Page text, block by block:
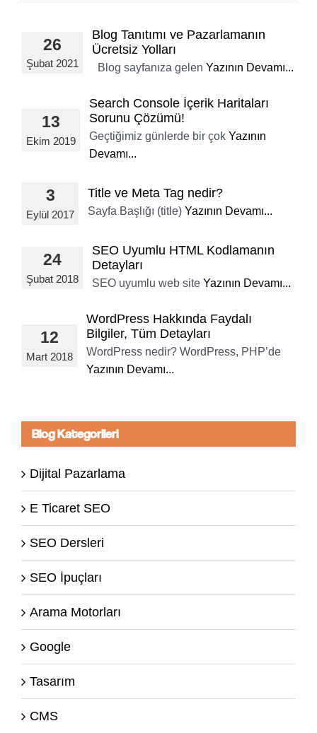
26
Şubat 2021
Blog Tanıtımı ve Pazarlamanın
Ücretsiz Yolları
Blog sayfanıza gelen Yazının Devamı...
13
Ekim 2019
Search Console İçerik Haritaları
Sorunu Çözümü!
Geçtiğimiz günlerde bir çok Yazının
Devamı...
3
Eylül 2017
Title ve Meta Tag nedir?
Sayfa Başlığı (title) Yazının Devamı...
24
Şubat 2018
SEO Uyumlu HTML Kodlamanın
Detayları
SEO uyumlu web site Yazının Devamı...
12
Mart 2018
WordPress Hakkında Faydalı
Bilgiler, Tüm Detayları
WordPress nedir? WordPress, PHP’de
Yazının Devamı...
Blog Kategorileri
Dijital Pazarlama
E Ticaret SEO
SEO Dersleri
SEO İpuçları
Arama Motorları
Google
Tasarım
CMS